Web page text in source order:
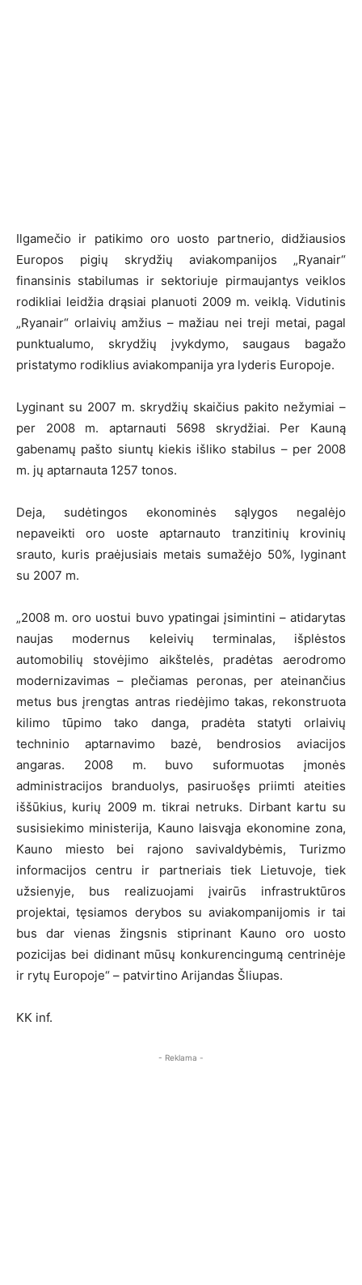
Ilgamečio ir patikimo oro uosto partnerio, didžiausios
Europos pigių skrydžių aviakompanijos „Ryanair“
finansinis stabilumas ir sektoriuje pirmaujantys veiklos
rodikliai leidžia drąsiai planuoti 2009 m. veiklą. Vidutinis
„Ryanair“ orlaivių amžius – mažiau nei treji metai, pagal
punktualumo, skrydžių įvykdymo, saugaus bagažo
pristatymo rodiklius aviakompanija yra lyderis Europoje.
Lyginant su 2007 m. skrydžių skaičius pakito nežymiai –
per 2008 m. aptarnauti 5698 skrydžiai. Per Kauną
gabenamų pašto siuntų kiekis išliko stabilus – per 2008
m. jų aptarnauta 1257 tonos.
Deja, sudėtingos ekonominės sąlygos negalėjo
nepaveikti oro uoste aptarnauto tranzitinių krovinių
srauto, kuris praėjusiais metais sumažėjo 50%, lyginant
su 2007 m.
„2008 m. oro uostui buvo ypatingai įsimintini – atidarytas
naujas modernus keleivių terminalas, išplėstos
automobilių stovėjimo aikštelės, pradėtas aerodromo
modernizavimas – plečiamas peronas, per ateinančius
metus bus įrengtas antras riedėjimo takas, rekonstruota
kilimo tūpimo tako danga, pradėta statyti orlaivių
techninio aptarnavimo bazė, bendrosios aviacijos
angaras. 2008 m. buvo suformuotas įmonės
administracijos branduolys, pasiruošęs priimti ateities
iššūkius, kurių 2009 m. tikrai netruks. Dirbant kartu su
susisiekimo ministerija, Kauno laisvąja ekonomine zona,
Kauno miesto bei rajono savivaldybėmis, Turizmo
informacijos centru ir partneriais tiek Lietuvoje, tiek
užsienyje, bus realizuojami įvairūs infrastruktūros
projektai, tęsiamos derybos su aviakompanijomis ir tai
bus dar vienas žingsnis stiprinant Kauno oro uosto
pozicijas bei didinant mūsų konkurencingumą centrinėje
ir rytų Europoje“ – patvirtino Arijandas Šliupas.
KK inf.
- Reklama -